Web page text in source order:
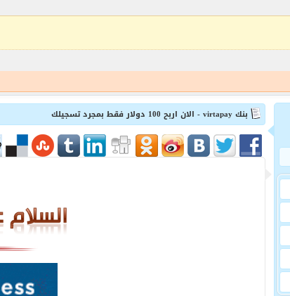
بنك virtapay - الان اربح 100 دولار فقط بمجرد تسجيلك